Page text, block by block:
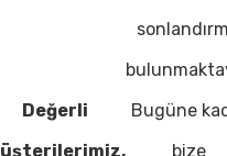
Değerli
Bugüne
bize